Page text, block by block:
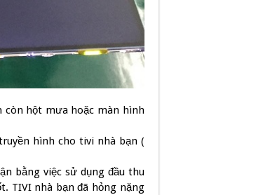
còn hột mưa hoặc màn hình
hình cho tivi nhà bạn (
bằng việc sử dụng đầu thu
TIVI nhà bạn đã hỏng nặng